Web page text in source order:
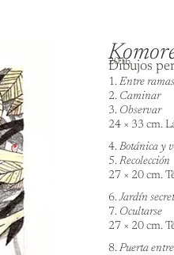
2016
Dibujos
1. Entre ramas
2. Caminar
3. Observar
24 × 33 cm.
4. Botánica y
5. Recolección
27 × 20 cm.
6.Jardín
7. Ocultarse
27 × 20 cm.
8. Puerta